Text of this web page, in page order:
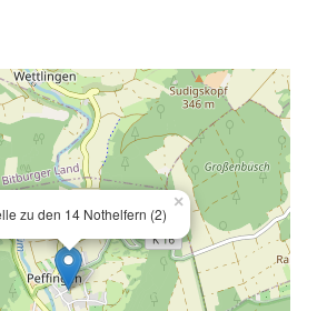
zu den 14 Nothelfern (2)
×